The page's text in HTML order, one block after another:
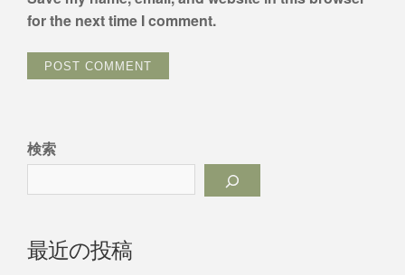
for the next time I comment.
検索
最近の投稿